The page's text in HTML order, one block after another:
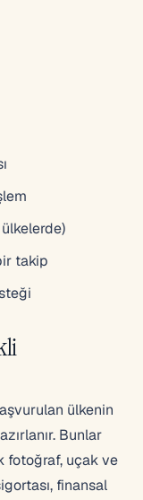
takip
ülkenin
Bunlar
fotoğraf, uçak ve
finansal